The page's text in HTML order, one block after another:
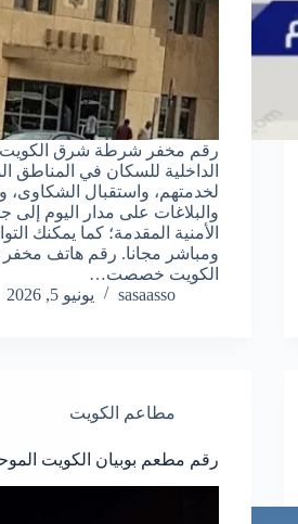
رقم مخفر شرطة شرق
الداخلية للسكان في المناطق
لخدمتهم، واستقبال الشكاوى،
والبلاغات على مدار اليوم إلى
الأمنية المقدمة؛ كما يمكنك
ومباشر مجانا. رقم هاتف
الكويت خصصت…
sasaasso
يونيو 5, 2026
مطاعم الكويت
رقم مطعم بوبيان الكويت